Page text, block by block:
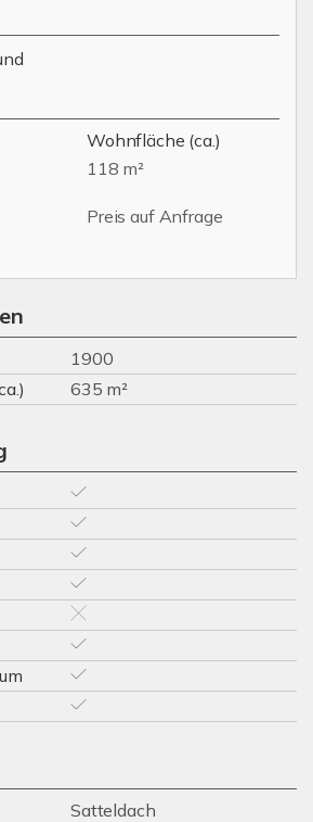
Wohnfläche (ca.)
118 m²
Preis auf Anfrage
1900
635 m²
Satteldach